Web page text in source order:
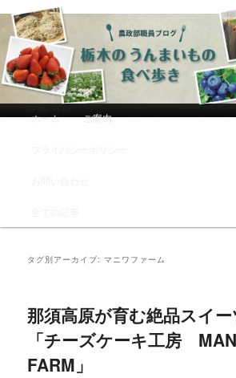
農政部職員ブログ「栃
もの食べ歩き」
メインコンテンツへ移動
サブコンテンツへ移動
ホーム ご案内
タグ別アーカイブ:マニワファーム
那須高原が育む絶品スイー
「チーズケーキ工房
FARM」